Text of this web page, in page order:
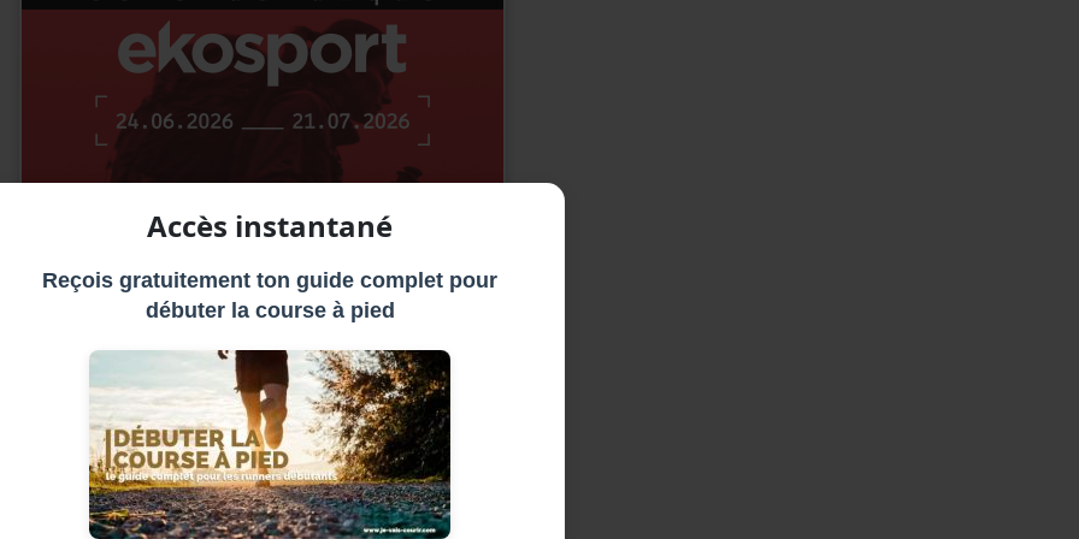
Accès instantané
Reçois gratuitement ton guide complet pour
débuter la course à pied
des avantages pour la course à pied !